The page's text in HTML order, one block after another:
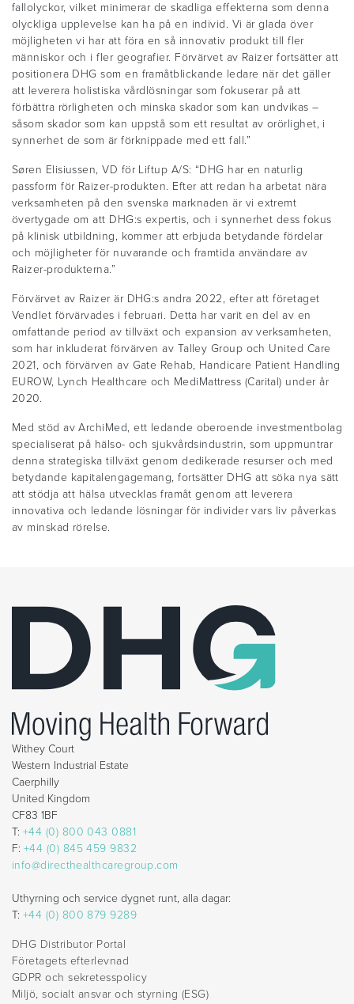
fallolyckor, vilket minimerar de skadliga effekterna som denna
olyckliga upplevelse kan ha på en individ. Vi är glada över
möjligheten vi har att föra en så innovativ produkt till fler
människor och i fler geografier. Förvärvet av Raizer fortsätter att
positionera DHG som en framåtblickande ledare när det gäller
att leverera holistiska vårdlösningar som fokuserar på att
förbättra rörligheten och minska skador som kan undvikas –
såsom skador som kan uppstå som ett resultat av orörlighet, i
synnerhet de som är förknippade med ett fall.”
Søren Elisiussen, VD för Liftup A/S: “DHG har en naturlig
passform för Raizer-produkten. Efter att redan ha arbetat nära
verksamheten på den svenska marknaden är vi extremt
övertygade om att DHG:s expertis, och i synnerhet dess fokus
på klinisk utbildning, kommer att erbjuda betydande fördelar
och möjligheter för nuvarande och framtida användare av
Raizer-produkterna.”
Förvärvet av Raizer är DHG:s andra 2022, efter att företaget
Vendlet förvärvades i februari. Detta har varit en del av en
omfattande period av tillväxt och expansion av verksamheten,
som har inkluderat förvärven av Talley Group och United Care
2021, och förvärven av Gate Rehab, Handicare Patient Handling
EUROW, Lynch Healthcare och MediMattress (Carital) under år
2020.
Med stöd av ArchiMed, ett ledande oberoende investmentbolag
specialiserat på hälso- och sjukvårdsindustrin, som uppmuntrar
denna strategiska tillväxt genom dedikerade resurser och med
betydande kapitalengagemang, fortsätter DHG att söka nya sätt
att stödja att hälsa utvecklas framåt genom att leverera
innovativa och ledande lösningar för individer vars liv påverkas
av minskad rörelse.
Withey Court
Western Industrial Estate
Caerphilly
United Kingdom
CF83 1BF
T: +44 (0) 800 043 0881
F: +44 (0) 845 459 9832
info@directhealthcaregroup.com
Uthyrning och service dygnet runt, alla dagar:
T: +44 (0) 800 879 9289
DHG Distributor Portal
Företagets efterlevnad
GDPR och sekretesspolicy
Miljö, socialt ansvar och styrning (ESG)